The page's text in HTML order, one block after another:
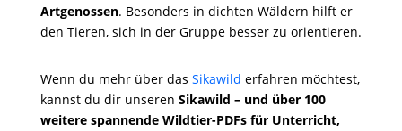
Artgenossen. Besonders in dichten Wäldern hilft er
den Tieren, sich in der Gruppe besser zu orientieren.
Wenn du mehr über das Sikawild erfahren möchtest,
kannst du dir unseren Sikawild – und über 100
weitere spannende Wildtier-PDFs für Unterricht,